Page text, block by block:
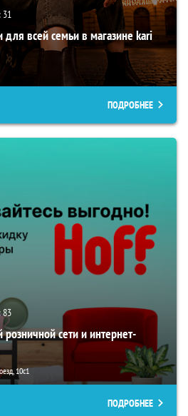
31
всей семьи в магазине kari
ПОДРОБНЕЕ
83
сети и интернет-
10с1
ПОДРОБНЕЕ